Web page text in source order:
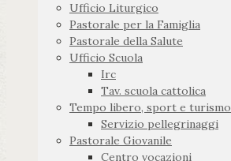
Ufficio Liturgico
Pastorale per la Famiglia
Pastorale della Salute
Ufficio Scuola
Irc
Tav. scuola cattolica
Tempo libero, sport e turismo
Servizio pellegrinaggi
Pastorale Giovanile
Centro vocazioni